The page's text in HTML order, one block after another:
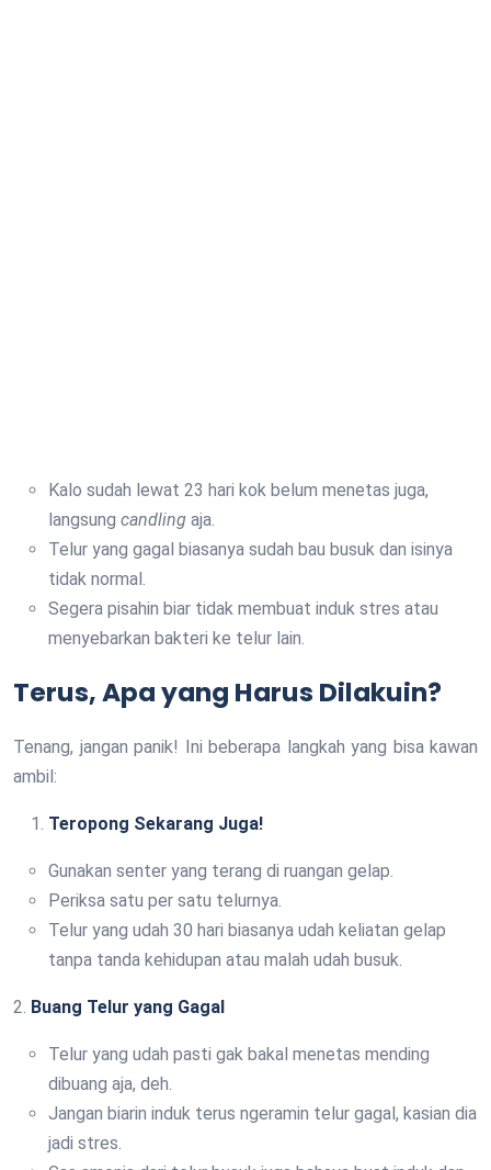
Kalo sudah lewat 23 hari kok belum menetas juga,
langsung candling aja.
Telur yang gagal biasanya sudah bau busuk dan isinya
tidak normal.
Segera pisahin biar tidak membuat induk stres atau
menyebarkan bakteri ke telur lain.
Terus, Apa yang Harus Dilakuin?
Tenang, jangan panik! Ini beberapa langkah yang bisa kawan
ambil:
Teropong Sekarang Juga!
Gunakan senter yang terang di ruangan gelap.
Periksa satu per satu telurnya.
Telur yang udah 30 hari biasanya udah keliatan gelap
tanpa tanda kehidupan atau malah udah busuk.
2. Buang Telur yang Gagal
Telur yang udah pasti gak bakal menetas mending
dibuang aja, deh.
Jangan biarin induk terus ngeramin telur gagal, kasian dia
jadi stres.